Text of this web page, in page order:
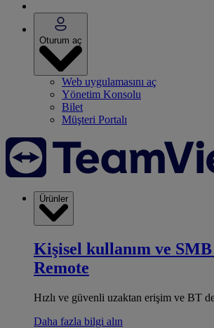
Oturum aç
Web uygulamasını aç
Yönetim Konsolu
Bilet
Müşteri Portalı
Ürünler
Kişisel kullanım ve SMB
Remote
Hızlı ve güvenli uzaktan erişim ve BT
Daha fazla bilgi alın